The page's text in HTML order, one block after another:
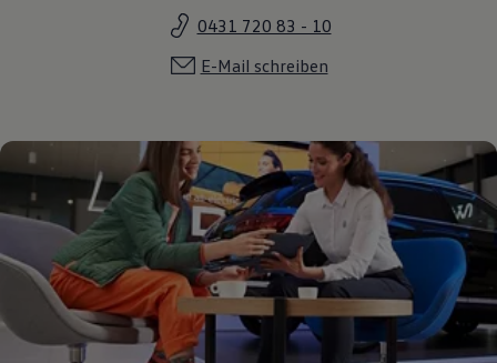
0431 720 83 - 10
E-Mail schreiben